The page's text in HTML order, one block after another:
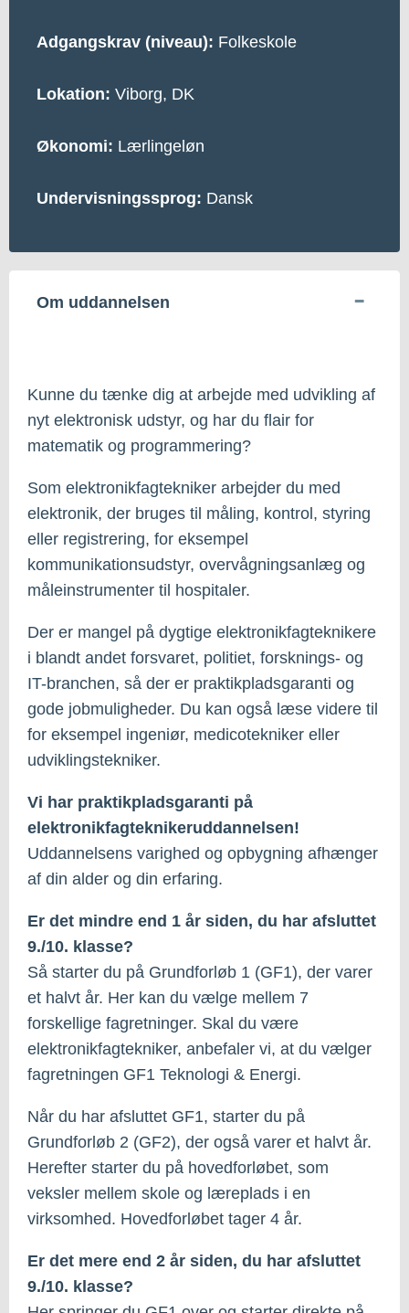
Adgangskrav (niveau): Folkeskole
Lokation: Viborg, DK
Økonomi: Lærlingeløn
Undervisningssprog: Dansk
Om uddannelsen
Kunne du tænke dig at arbejde med udvikling af
nyt elektronisk udstyr, og har du flair for
matematik og programmering?
Som elektronikfagtekniker arbejder du med
elektronik, der bruges til måling, kontrol, styring
eller registrering, for eksempel
kommunikationsudstyr, overvågningsanlæg og
måleinstrumenter til hospitaler.
Der er mangel på dygtige elektronikfagteknikere
i blandt andet forsvaret, politiet, forsknings- og
IT-branchen, så der er praktikpladsgaranti og
gode jobmuligheder. Du kan også læse videre til
for eksempel ingeniør, medicotekniker eller
udviklingstekniker.
Vi har praktikpladsgaranti på
elektronikfagteknikeruddannelsen!
Uddannelsens varighed og opbygning afhænger
af din alder og din erfaring.
Er det mindre end 1 år siden, du har afsluttet
9./10. klasse?
Så starter du på Grundforløb 1 (GF1), der varer
et halvt år. Her kan du vælge mellem 7
forskellige fagretninger. Skal du være
elektronikfagtekniker, anbefaler vi, at du vælger
fagretningen GF1 Teknologi & Energi.
Når du har afsluttet GF1, starter du på
Grundforløb 2 (GF2), der også varer et halvt år.
Herefter starter du på hovedforløbet, som
veksler mellem skole og læreplads i en
virksomhed. Hovedforløbet tager 4 år.
Er det mere end 2 år siden, du har afsluttet
9./10. klasse?